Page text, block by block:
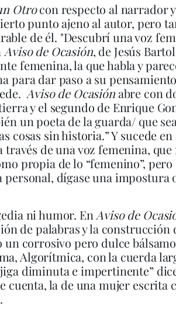
Otrocon respecto al narrador
punto ajeno al autor, pero
de él. "Descubrí una voz
Aviso de Ocasión, de Jesús
femenina, la que habla y
para dar paso a su
Aviso de Ocasiónabre con
y el segundo de Enrique
un poeta de la guarda/ que
cosas sin historia.” Y sucede
de una voz femenina, que
propia de lo “femenino”,
dígase una impostura
ni humor. En Aviso de
de palabras y la construcción
corrosivo pero dulce
Algorítmica, con la cuerda
diminuta e impertinente”
cuenta, la de una mujer escrita